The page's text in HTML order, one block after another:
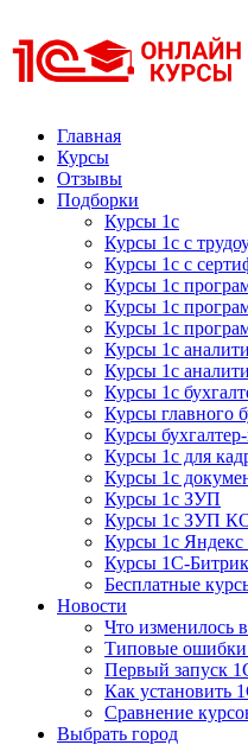
Курсы 1С
Курсы 1С официальная
Главная
Курсы
Отзывы
Подборки
Курсы 1с
Курсы 1с с
Курсы 1с с
Курсы 1с
Курсы 1с
Курсы 1с
Курсы 1с
Курсы 1с
Курсы 1с
Курсы главного
Курсы
Курсы 1с для
Курсы 1с
Курсы 1с ЗУП
Курсы 1с ЗУП
Курсы 1с
Курсы 1С-
Бесплатные
Новости
Что изменилось
Типовые ошибки
Первый запуск
Как установить
Сравнение
Выбрать город